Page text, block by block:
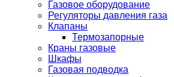
Газовое оборудование
Регуляторы давления газа
Клапаны
Термозапорные
Краны газовые
Шкафы
Газовая подводка